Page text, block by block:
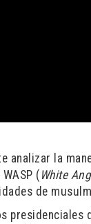
analizar la
( White
de
presidenciales